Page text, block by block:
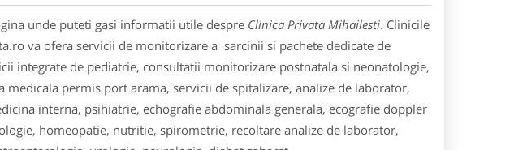
unde puteti gasi informatii utile despre Clinica Privata Mihailesti. Clinicile
va ofera servicii de monitorizare a sarcinii si pachete dedicate de
integrate de pediatrie, consultatii monitorizare postnatala si neonatologie,
permis port arama, servicii de spitalizare, analize de laborator,
interna, psihiatrie, echografie abdominala generala, ecografie doppler
homeopatie, nutritie, spirometrie, recoltare analize de laborator,